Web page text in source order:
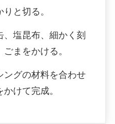
と切る。
塩昆布、細かく刻
まをかける。
ングの材料を合わせ
けて完成。